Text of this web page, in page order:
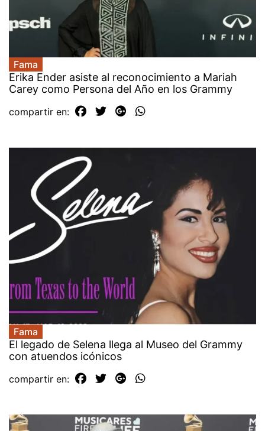
Fama
Erika Ender asiste al reconocimiento a Mariah
Carey como Persona del Año en los Grammy
compartir en:
Fama
El legado de Selena llega al Museo del Grammy
con atuendos icónicos
compartir en: